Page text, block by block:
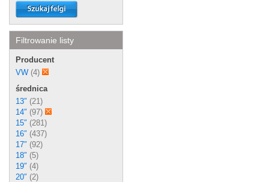
Filtrowanie listy
Producent
VW (4)
średnica
13″ (21)
14″ (97)
15″ (281)
16″ (437)
17″ (92)
18″ (5)
19″ (4)
20″ (2)